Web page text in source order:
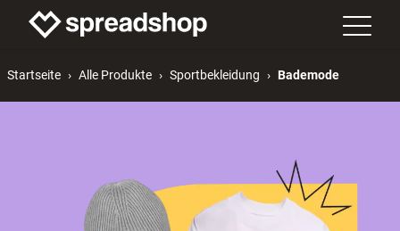
Startseite Alle Produkte Sportbekleidung Bademode